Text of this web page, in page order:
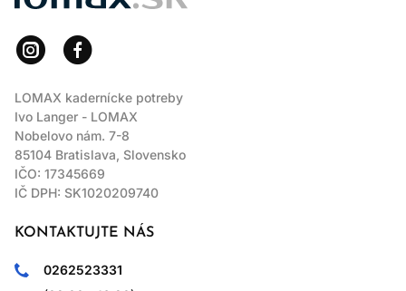
LOMAX kadernícke potreby
Ivo Langer - LOMAX
Nobelovo nám. 7-8
85104 Bratislava, Slovensko
IČO: 17345669
IČ DPH: SK1020209740
KONTAKTUJTE NÁS
0262523331